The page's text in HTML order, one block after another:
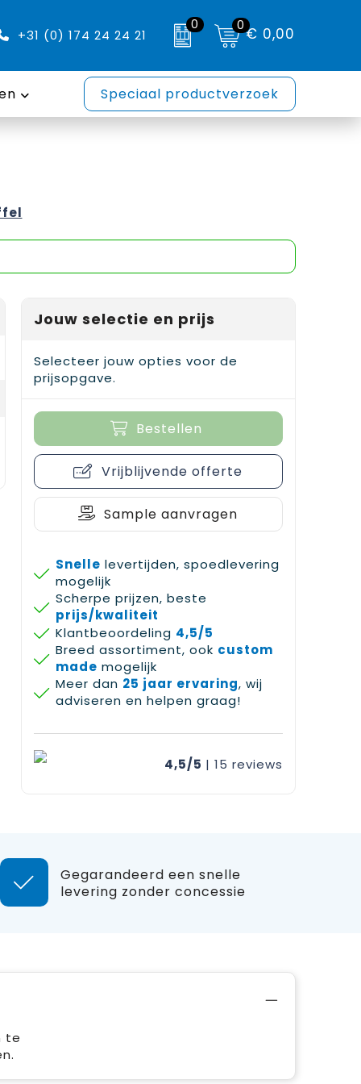
+31 (0) 174 24 24 21
0 0€ 0,00
Speciaal productverzoek
Jouw selectie en prijs
Selecteer jouw opties voor de
prijsopgave.
Bestellen
Vrijblijvende offerte
Sample aanvragen
Snelle levertijden, spoedlevering
mogelijk
Scherpe prijzen, beste
prijs/kwaliteit
Klantbeoordeling 4,5/5
Breed assortiment, ook custom
made mogelijk
Meer dan 25 jaar ervaring, wij
adviseren en helpen graag!
4,5/5 | 15 reviews
Gegarandeerd een snelle
levering zonder concessie
te